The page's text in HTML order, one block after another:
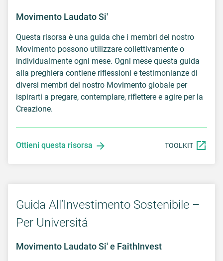
Movimento Laudato Si'
Questa risorsa è una guida che i membri del nostro
Movimento possono utilizzare collettivamente o
individualmente ogni mese. Ogni mese questa guida
alla preghiera contiene riflessioni e testimonianze di
diversi membri del nostro Movimento globale per
ispirarti a pregare, contemplare, riflettere e agire per la
Creazione.
Ottieni questa risorsa TOOLKIT
Guida All’Investimento Sostenibile –
Per Universitá
Movimento Laudato Si' e FaithInvest